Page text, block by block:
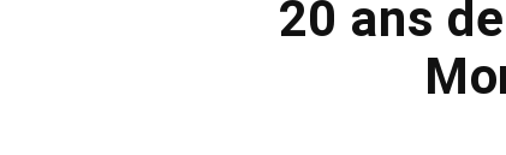
20 ans